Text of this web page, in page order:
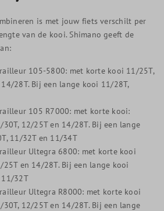
is met jouw fiets verschilt per
van de kooi. Shimano geeft de
105-5800: met korte kooi 11/25T,
28T. Bij een lange kooi 11/28T,
105 R7000: met korte kooi:
30T, 12/25T en 14/28T. Bij een lange
11/32T en 11/34T
Ultegra 6800: met korte kooi
25T en 14/28T. Bij een lange kooi
32T
Ultegra R8000: met korte kooi
30T, 12/25T en 14/28T. Bij een lange